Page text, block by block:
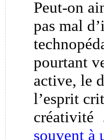
Peut-on
pas mal
pourtant
active, le
l’esprit
souvent à